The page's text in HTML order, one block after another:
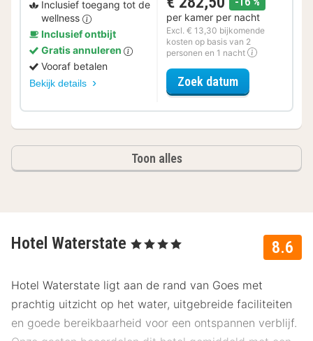
Inclusief toegang tot de
wellness
Inclusief ontbijt
Gratis annuleren
Vooraf betalen
Bekijk details
per kamer per nacht
Excl. € 13,30 bijkomende
kosten op basis van 2
personen en 1 nacht
Zoek datumvoor Wellness
Toon alles
8.6
Hotel Waterstate , 4 Sterren
Hotel Waterstate ligt aan de rand van Goes met
prachtig uitzicht op het water, uitgebreide faciliteiten
en goede bereikbaarheid voor een ontspannen verblijf.